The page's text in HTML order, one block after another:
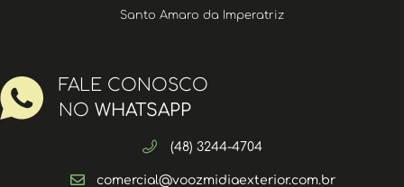
Santo Amaro da Imperatriz
FALE CONOSCO
NO WHATSAPP
(48) 3244-4704
comercial@voozmidiaexterior.com.br